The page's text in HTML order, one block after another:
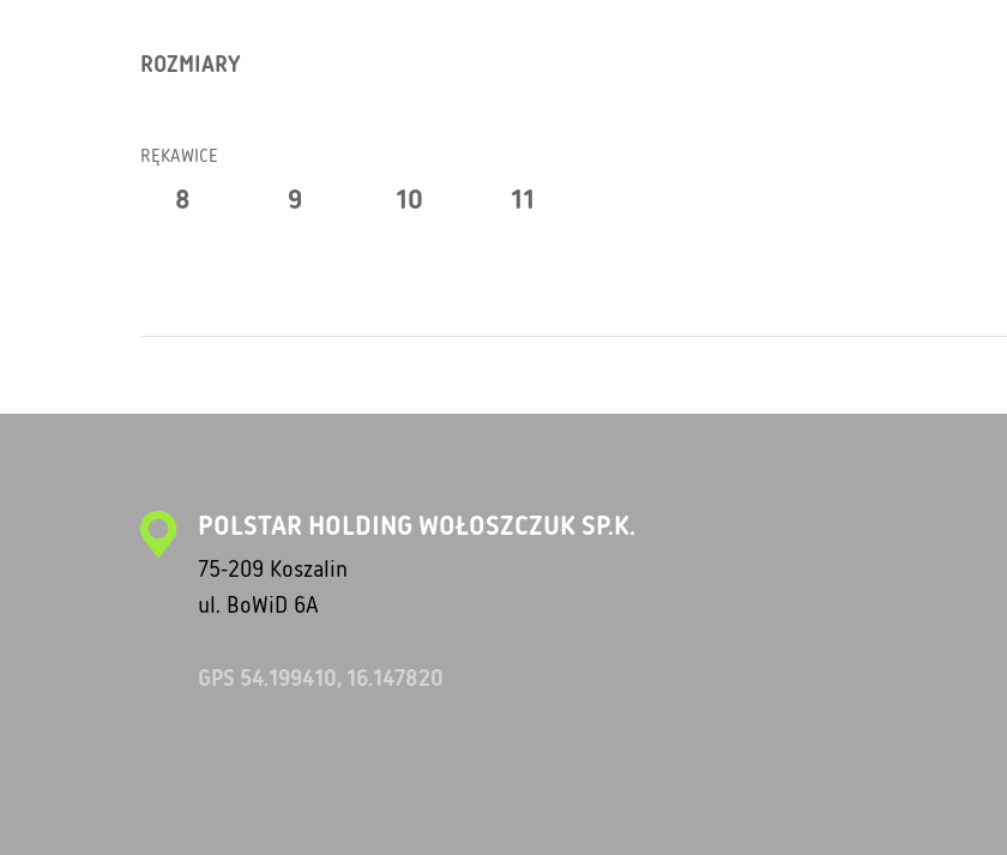
ROZMIARY
RĘKAWICE
8 9 10 11
POLSTAR HOLDING WOŁOSZCZUK SP.K.
75-209 Koszalin
ul. BoWiD 6A
GPS 54.199410, 16.147820